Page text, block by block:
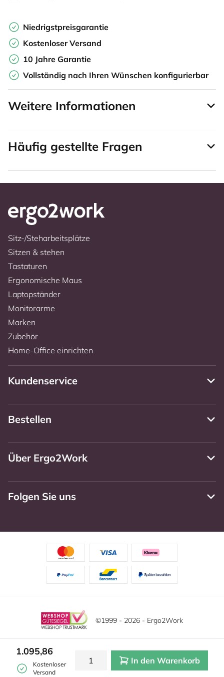
Niedrigstpreisgarantie
Kostenloser Versand
10 Jahre Garantie
Vollständig nach Ihren Wünschen konfigurierbar
1.095,86
Kostenloser
Versand
In den Warenkorb
Weitere Informationen
Häufig gestellte Fragen
Sitz-/Steharbeitsplätze
Sitzen & stehen
Tastaturen
Ergonomische Maus
Laptopständer
Monitorarme
Marken
Zubehör
Home-Office einrichten
Kundenservice
Bestellen
Über Ergo2Work
Folgen Sie uns
©1999 - 2026 - Ergo2Work
Haftungsausschluss
Allgemeine Geschäftsbedingungen
Cookie-Einstellungen
Diese Website verwendet Cookies. Lesen Sie unsere
Datenschutzerklärung für weitere Informationen.Mehr
|Verstecken